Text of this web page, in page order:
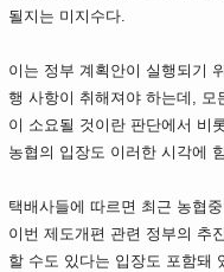
될지는 미지수다.
이는 정부 계획안이 실행되기
행 사항이 취해져야 하는데, 모
이 소요될 것이란 판단에서 비
농협의 입장도 이러한 시각에
택배사들에 따르면 최근 농협
이번 제도개편 관련 정부의 추
할 수도 있다는 입장도 포함돼